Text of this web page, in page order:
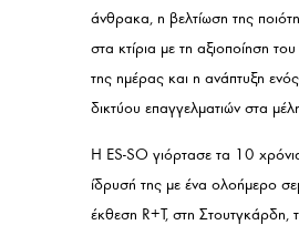
άνθρακα, η βελτίωση της
στα κτίρια με τη αξιοποίηση
της ημέρας και η ανάπτυξη ενός
δικτύου επαγγελματιών στα
Η ES-SO γιόρτασε τα 10
ίδρυσή της με ένα ολοήμερο
έκθεση R+T, στη Στουτγκάρδη,